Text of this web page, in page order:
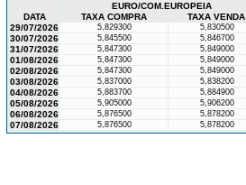
EURO/COM.EUROPEIA
DATA
TAXA COMPRA TAXA VENDA
29/07/2026
5,829300 5,830500
30/07/2026 5,845500 5,846700
31/07/2026 5,847300 5,849000
01/08/2026 5,847300 5,849000
02/08/2026 5,847300 5,849000
03/08/2026 5,837000 5,838200
04/08/2026 5,883700 5,884900
05/08/2026 5,905000 5,906200
06/08/2026 5,876500 5,878200
07/08/2026 5,876500 5,878200